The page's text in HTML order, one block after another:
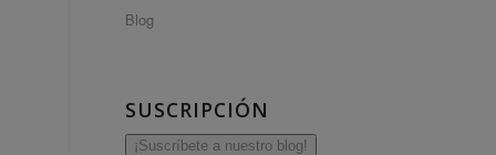
Blog
SUSCRIPCIÓN
¡Suscríbete a nuestro blog!